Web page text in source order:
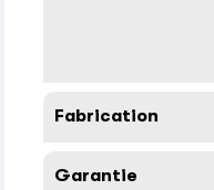
Fabrication
Garantie